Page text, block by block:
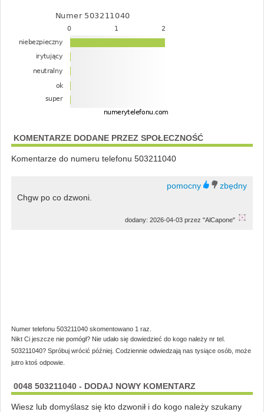
KOMENTARZE DODANE PRZEZ SPOŁECZNOŚĆ
Komentarze do numeru telefonu 503211040
Chgw po co dzwoni.
dodany: 2026-04-03 przez "AlCapone"
Numer telefonu 503211040 skomentowano 1 raz.
Nikt Ci jeszcze nie pomógł? Nie udało się dowiedzieć do kogo należy nr tel.
503211040? Spróbuj wrócić później. Codziennie odwiedzają nas tysiące osób, może
jutro ktoś odpowie.
0048 503211040 - DODAJ NOWY KOMENTARZ
Wiesz lub domyślasz się kto dzwonił i do kogo należy szukany